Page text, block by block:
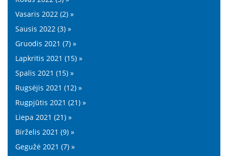
Vasaris 2022 (2) »
Sausis 2022 (3) »
Gruodis 2021 (7) »
Lapkritis 2021 (15) »
Spalis 2021 (15) »
Rugsėjis 2021 (12) »
Rugpjūtis 2021 (21) »
Liepa 2021 (21) »
Birželis 2021 (9) »
Gegužė 2021 (7) »